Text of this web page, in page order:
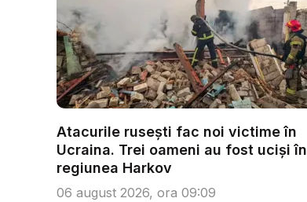
Atacurile rusești fac noi victime în
Ucraina. Trei oameni au fost uciși în
regiunea Harkov
06 august 2026, ora 09:09